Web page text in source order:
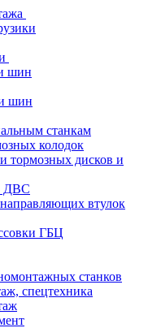
шин
шин
станкам
колодок
тормозных дисков и
ДВС
втулок
ГБЦ
станков
спецтехника